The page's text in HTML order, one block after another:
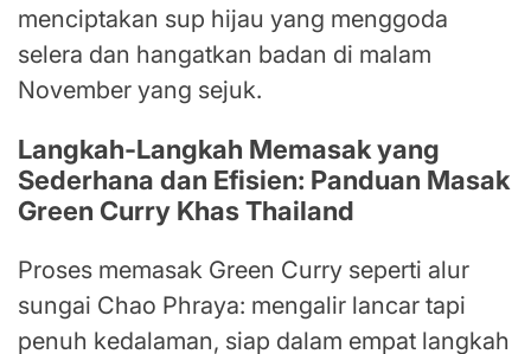
menciptakan sup hijau yang menggoda
selera dan hangatkan badan di malam
November yang sejuk.
Langkah-Langkah Memasak yang
Sederhana dan Efisien: Panduan Masak
Green Curry Khas Thailand
Proses memasak Green Curry seperti alur
sungai Chao Phraya: mengalir lancar tapi
penuh kedalaman, siap dalam empat langkah